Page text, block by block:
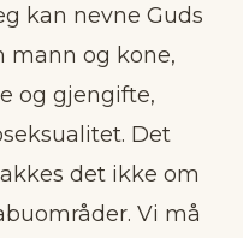
kan nevne Guds
mann og kone,
og gjengifte,
Det
det ikke om
Vi må